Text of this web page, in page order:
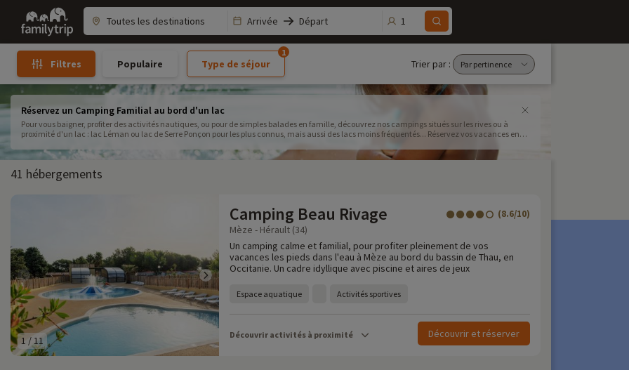
Family
trip
Arrivée Départ 1
Filtres Populaire Type de séjour
1
Trier par :
Réservez un Camping Familial au bord d'un lac
Pour vous baigner, profiter des activités nautiques, ou pour de simples balades en famille, découvrez nos campings situés sur les rives ou à
proximité d'un lac : lac Léman ou lac de Serre Ponçon pour les plus connus, mais aussi des lacs moins fréquentés... Réservez vos vacances en
41 hébergements
1 /11
Camping Beau Rivage (8.6/10)
Mèze - Hérault (34)
Un camping calme et familial, pour profiter pleinement de vos
vacances les pieds dans l'eau à Mèze au bord du bassin de Thau, en
Occitanie. Un cadre idyllique avec piscine et aires de jeux
Espace aquatique Activités sportives
Découvrir activités à proximité Découvrir et réserver